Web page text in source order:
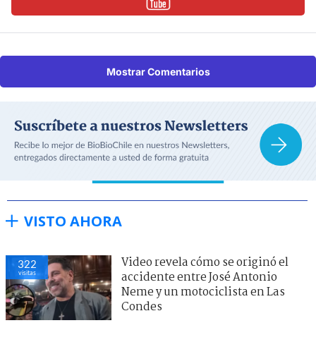
Mostrar Comentarios
VISTO AHORA
322
visitas
Video revela cómo se originó el
accidente entre José Antonio
Neme y un motociclista en Las
Condes